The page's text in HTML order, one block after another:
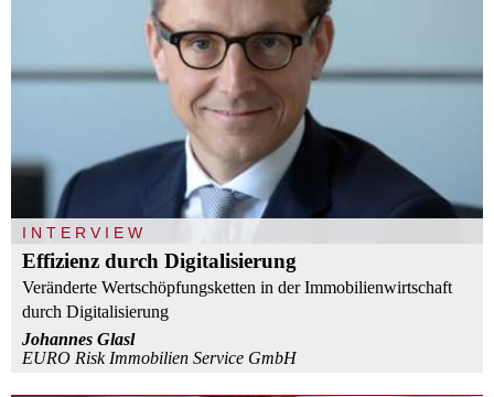
INTERVIEW
Effizienz durch Digitalisierung
Veränderte Wertschöpfungsketten in der Immobilienwirtschaft
durch Digitalisierung
Johannes Glasl
EURO Risk Immobilien Service GmbH